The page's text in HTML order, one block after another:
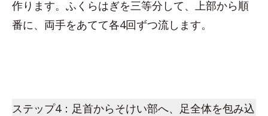
作ります。ふくらはぎを三等分して、上部から順
番に、両手をあてて各4回ずつ流します。
ステップ4：足首からそけい部へ、足全体を包み込